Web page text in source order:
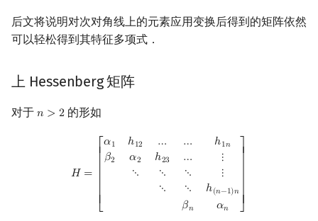
后文将说明对次对角线上的元素应用变换后得到的矩阵依然
可以轻松得到其特征多项式．
上 Hessenberg 矩阵
对于 𝑛 > 2
n >2 的形如
𝐻 =
⎡⎢
⎢
⎢⎣
𝛼1 ℎ12 … … ℎ1𝑛
𝛽2 𝛼2 ℎ23 …
⋮
⋱
⋱ ⋱
⋮
⋱
⋱ ℎ(𝑛−1)𝑛
𝛽𝑛 𝛼𝑛
⎤⎥
⎥
⎥
⎦
β2α h23 ⋮⋱ ⋱⋱ ⋱⋱